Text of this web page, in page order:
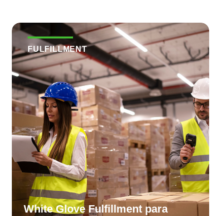
FULFILLMENT
White Glove Fulfillment para